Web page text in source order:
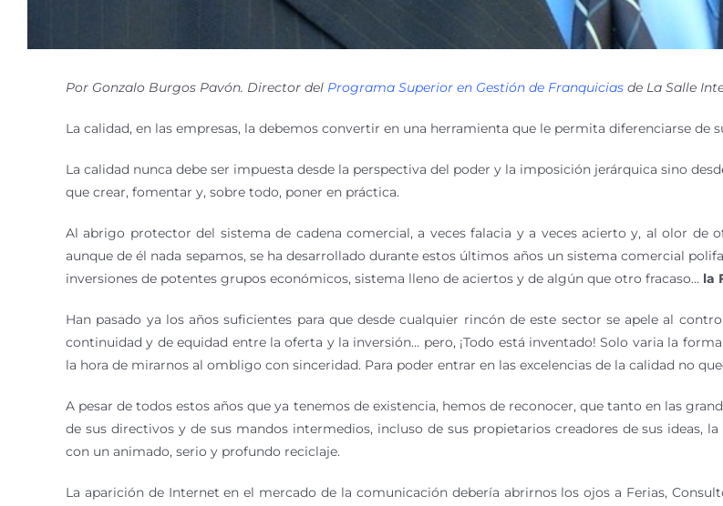
Por Gonzalo Burgos Pavón. Director del Programa Superior en Gestión de Franquicias de La Salle
La calidad, en las empresas, la debemos convertir en una herramienta que le permita diferenciarse de
La calidad nunca debe ser impuesta desde la perspectiva del poder y la imposición jerárquica sino
que crear, fomentar y, sobre todo, poner en práctica.
Al abrigo protector del sistema de cadena comercial, a veces falacia y a veces acierto y, al olor de
aunque de él nada sepamos, se ha desarrollado durante estos últimos años un sistema comercial
inversiones de potentes grupos económicos, sistema lleno de aciertos y de algún que otro fracaso… la
Han pasado ya los años suficientes para que desde cualquier rincón de este sector se apele al
continuidad y de equidad entre la oferta y la inversión… pero, ¡Todo está inventado! Solo varia la
la hora de mirarnos al ombligo con sinceridad. Para poder entrar en las excelencias de la calidad no
A pesar de todos estos años que ya tenemos de existencia, hemos de reconocer, que tanto en las
de sus directivos y de sus mandos intermedios, incluso de sus propietarios creadores de sus ideas,
con un animado, serio y profundo reciclaje.
La aparición de Internet en el mercado de la comunicación debería abrirnos los ojos a Ferias,